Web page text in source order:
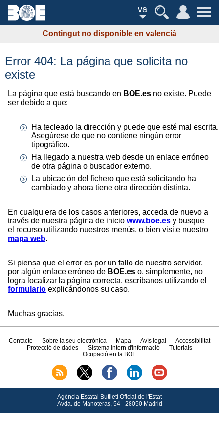
va
Contingut no disponible en valencià
Error 404: La página que solicita no
existe
La página que está buscando en BOE.es no existe. Puede
ser debido a que:
Ha tecleado la dirección y puede que esté mal escrita.
Asegúrese de que no contiene ningún error
tipográfico.
Ha llegado a nuestra web desde un enlace erróneo
de otra página o buscador externo.
La ubicación del fichero que está solicitando ha
cambiado y ahora tiene otra dirección distinta.
En cualquiera de los casos anteriores, acceda de nuevo a
través de nuestra página de inicio www.boe.es y busque
el recurso utilizando nuestros menús, o bien visite nuestro
mapa web.
Si piensa que el error es por un fallo de nuestro servidor,
por algún enlace erróneo de BOE.es o, simplemente, no
logra localizar la página correcta, escríbanos utilizando el
formulario explicándonos su caso.
Muchas gracias.
Contacte Sobre la seu electrònica Mapa Avís legal
Accessibilitat
Protecció de dades
Sistema intern d'informació
Tutorials
Ocupació en la BOE
Agència Estatal Butlletí Oficial de l'Estat
Avda.de Manoteras, 54 - 28050 Madrid